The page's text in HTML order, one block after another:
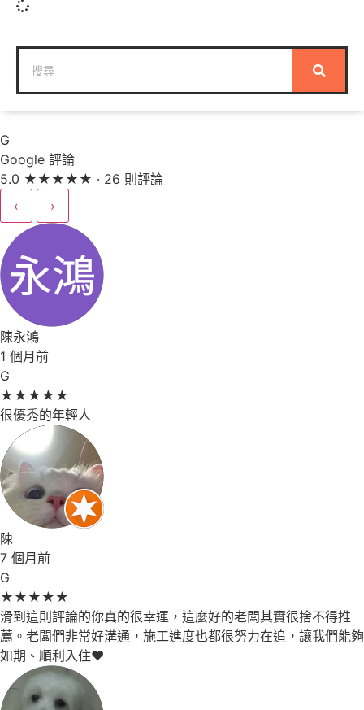
G
Google 評論
5.0 ★ ★ ★ ★ ★ · 26 則評論
‹
›
陳永鴻
1 個月前
G
★ ★ ★ ★ ★
很優秀的年輕人
陳
7 個月前
G
★ ★ ★ ★ ★
滑到這則評論的你真的很幸運，這麼好的老闆其實很捨不得推
薦。老闆們非常好溝通，施工進度也都很努力在追，讓我們能夠
如期、順利入住❤️